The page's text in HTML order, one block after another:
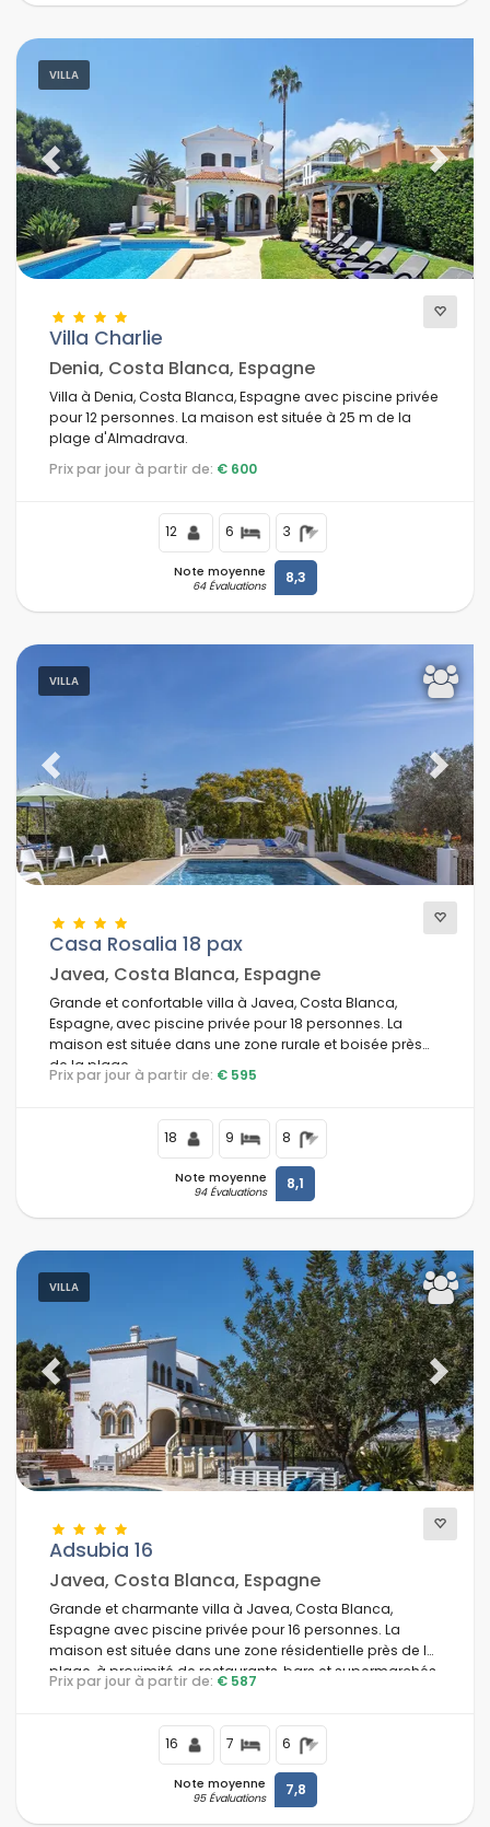
VILLA
Previous Next
Villa Charlie
Denia, Costa Blanca, Espagne
Villa à Denia, Costa Blanca, Espagne avec piscine privée
pour 12 personnes. La maison est située à 25 m de la
plage d'Almadrava.
Prix par jour à partir de: € 600
12 6 3
Note moyenne
64 Évaluations 8,3
VILLA
Previous Next
Casa Rosalia 18 pax
Javea, Costa Blanca, Espagne
Grande et confortable villa à Javea, Costa Blanca,
Espagne, avec piscine privée pour 18 personnes. La
maison est située dans une zone rurale et boisée près
de la plage.
Prix par jour à partir de: € 595
18 9 8
Note moyenne
94 Évaluations 8,1
VILLA
Previous Next
Adsubia 16
Javea, Costa Blanca, Espagne
Grande et charmante villa à Javea, Costa Blanca,
Espagne avec piscine privée pour 16 personnes. La
maison est située dans une zone résidentielle près de la
plage, à proximité de restaurants, bars et supermarchés,
à 1 km de la plage El Arenal, Javea et à 1 km de la mer
Prix par jour à partir de: € 587
16 7 6
Note moyenne
95 Évaluations 7,8